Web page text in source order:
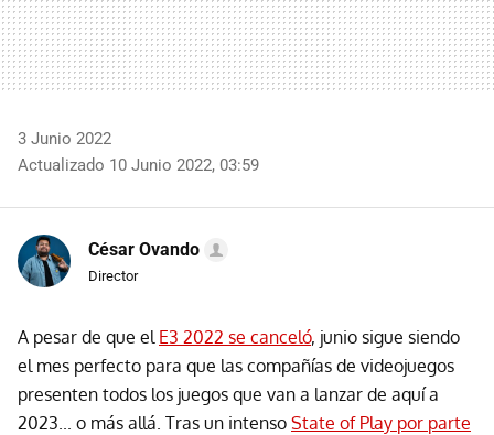
3 Junio 2022
Actualizado 10 Junio 2022, 03:59
César Ovando
Director
A pesar de que el E3 2022 se canceló, junio sigue siendo
el mes perfecto para que las compañías de videojuegos
presenten todos los juegos que van a lanzar de aquí a
2023... o más allá. Tras un intenso State of Play por parte